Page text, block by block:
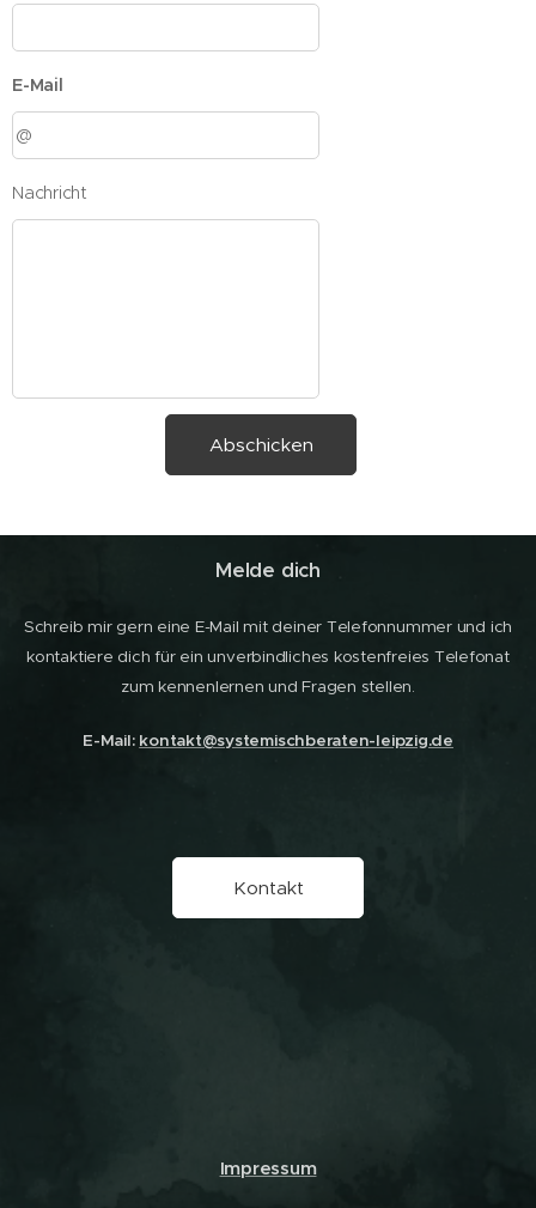
E-Mail
Nachricht
Abschicken
Melde dich
Schreib mir gern eine E-Mail mit deiner Telefonnummer und ich
kontaktiere dich für ein unverbindliches kostenfreies Telefonat
zum kennenlernen und Fragen stellen.
E-Mail: kontakt@systemischberaten-leipzig.de
Kontakt
Impressum